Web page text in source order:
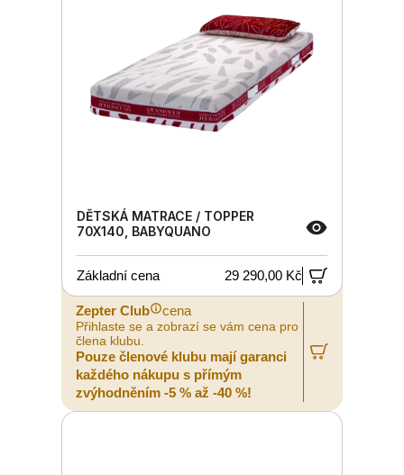
DĚTSKÁ MATRACE / TOPPER
70X140, BABYQUANO
Základní cena 29 290,00 Kč
Zepter Club cena
Přihlaste se a zobrazí se vám cena pro
člena klubu.
Pouze členové klubu mají garanci
každého nákupu s přímým
zvýhodněním -5 % až -40 %!